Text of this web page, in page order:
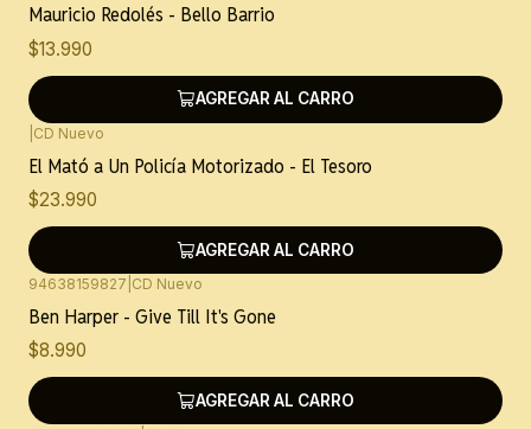
Mauricio Redolés - Bello Barrio
$13.990
AGREGAR AL CARRO
CD Nuevo
El Mató a Un Policía Motorizado - El Tesoro
$23.990
AGREGAR AL CARRO
94638159827 CD Nuevo
Ben Harper - Give Till It's Gone
$8.990
AGREGAR AL CARRO